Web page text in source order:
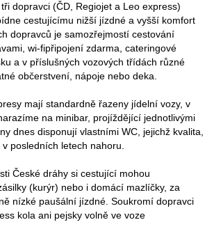
dopravci (ČD, Regiojet a Leo express)
cestujícímu nižší jízdné a vyšší komfort
dopravců je samozřejmostí cestování
wi-fipřipojení zdarma, cateringové
a v příslušných vozových třídách různé
občerstvení, nápoje nebo deka.
mají standardně řazeny jídelní vozy, v
na minibar, projíždějící jednotlivými
dnes disponují vlastními WC, jejichž kvalita,
posledních letech nahoru.
České dráhy si cestující mohou
(kurýr) nebo i domácí mazlíčky, za
nízké paušální jízdné. Soukromí dopravci
kola ani pejsky volně ve voze